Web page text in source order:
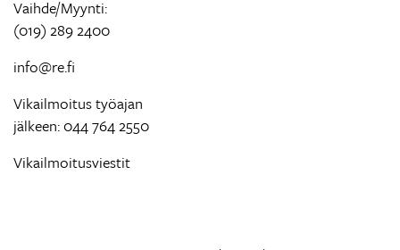
Vaihde/Myynti:
(019) 289 2400
info@re.fi
Vikailmoitus työajan
jälkeen: 044 764 2550
Vikailmoitusviestit